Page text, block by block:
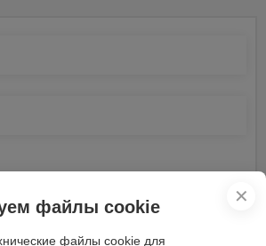
✕
файлы cookie
файлы cookie для